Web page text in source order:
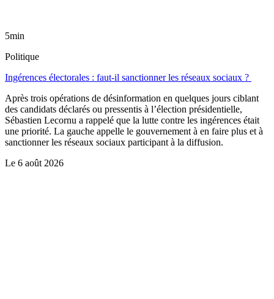
5min
Politique
Ingérences électorales : faut-il sanctionner les réseaux sociaux ?
Après trois opérations de désinformation en quelques jours ciblant
des candidats déclarés ou pressentis à l’élection présidentielle,
Sébastien Lecornu a rappelé que la lutte contre les ingérences était
une priorité. La gauche appelle le gouvernement à en faire plus et à
sanctionner les réseaux sociaux participant à la diffusion.
Le 6 août 2026